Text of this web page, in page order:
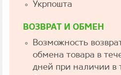
Укрпошта
ВОЗВРАТ И ОБМЕН
Возможность
обмена товара в
дней при наличии в